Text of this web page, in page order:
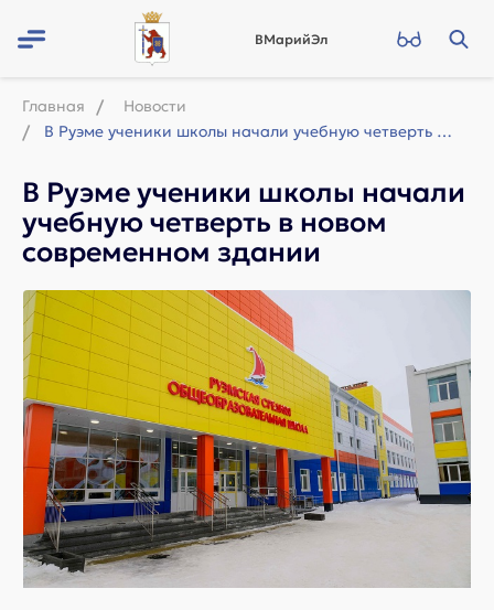
ВМарийЭл
Главная
Новости
В Руэме ученики школы начали учебную четверть в новом современном здании
В Руэме ученики школы начали
учебную четверть в новом
современном здании